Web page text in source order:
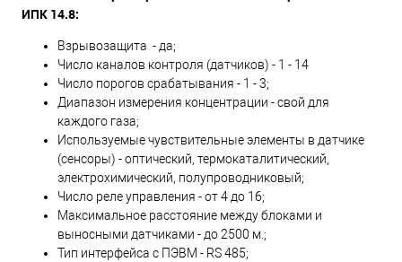
ИПК 14.8:
Взрывозащита - да;
Число каналов контроля (датчиков) - 1 - 14
Число порогов срабатывания - 1 - 3;
Диапазон измерения концентрации - свой для
каждого газа;
Используемые чувствительные элементы в датчике
(сенсоры) - оптический, термокаталитический,
электрохимический, полупроводниковый;
Число реле управления - от 4 до 16;
Максимальное расстояние между блоками и
выносными датчиками - до 2500 м.;
Тип интерфейса с ПЭВМ - RS 485;